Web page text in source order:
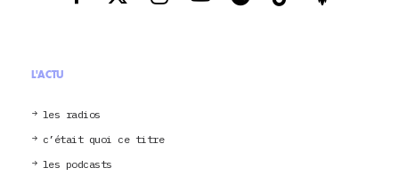
L'ACTU
les radios
c’était quoi ce titre
les podcasts